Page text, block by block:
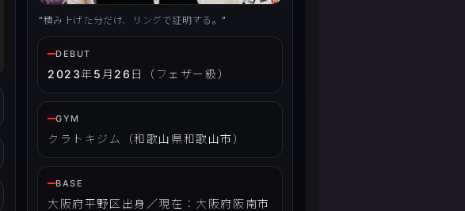
“積み上げた分だけ、リングで証明する。”
DEBUT
2023年5月26日（フェザー級）
GYM
クラトキジム（和歌山県和歌山市）
BASE
大阪府平野区出身／現在：大阪府阪南市